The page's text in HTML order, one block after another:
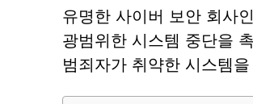
유명한 사이버 보안 회사
광범위한 시스템 중단을
범죄자가 취약한 시스템